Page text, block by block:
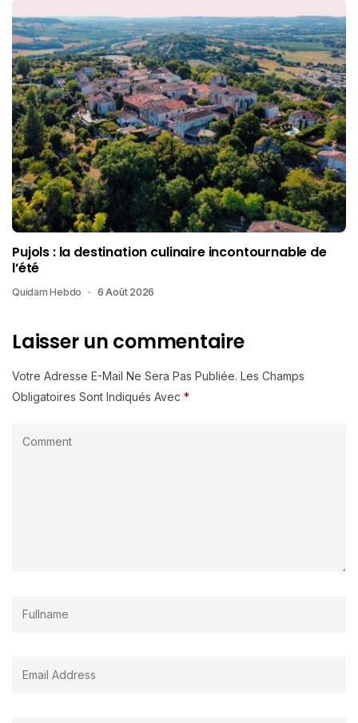
Pujols : la destination culinaire incontournable de
l’été
Quidam Hebdo 6 Août 2026
Laisser un commentaire
Votre Adresse E-Mail Ne Sera Pas Publiée. Les Champs
Obligatoires Sont Indiqués Avec *